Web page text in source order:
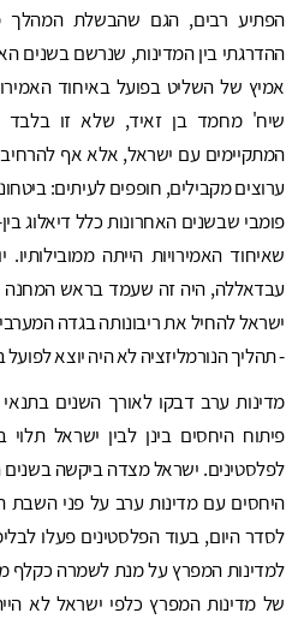
הפתיע רבים, הגם שהבשלת המהלך
ההדרגתי בין המדינות, שנרשם בשנים
אמיץ של השליט בפועל באיחוד
שיח' מחמד בן זאיד, שלא זו בלבד
המתקיימים עם ישראל, אלא אף
ערוצים מקבילים, חופפים לעיתים:
פומבי שבשנים האחרונות כלל דיאלוג
שאיחוד האמירויות הייתה
עבדאללה, היה זה שעמד בראש המחנה
ישראל להחיל את ריבונותה בגדה
- תהליך הנורמליזציה לא היה יוצא
מדינות ערב דבקו לאורך השנים
פיתוח היחסים בינן לבין ישראל
לפלסטינים. ישראל מצדה ביקשה בשנים
היחסים עם מדינות ערב על פני השבת
לסדר היום, בעוד הפלסטינים פעלו
למדינות המפרץ על מנת לשמרה כקלף
של מדינות המפרץ כלפי ישראל לא